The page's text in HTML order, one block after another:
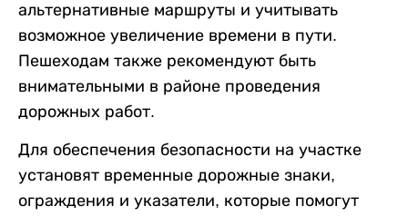
альтернативные маршруты и учитывать
возможное увеличение времени в пути.
Пешеходам также рекомендуют быть
внимательными в районе проведения
дорожных работ.
Для обеспечения безопасности на участке
установят временные дорожные знаки,
ограждения и указатели, которые помогут